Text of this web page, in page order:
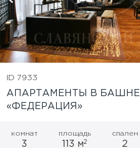
ID 7933
АПАРТАМЕНТЫ В БАШНЕ
«ФЕДЕРАЦИЯ»
комнат
3
площадь
113 м2
спален
2